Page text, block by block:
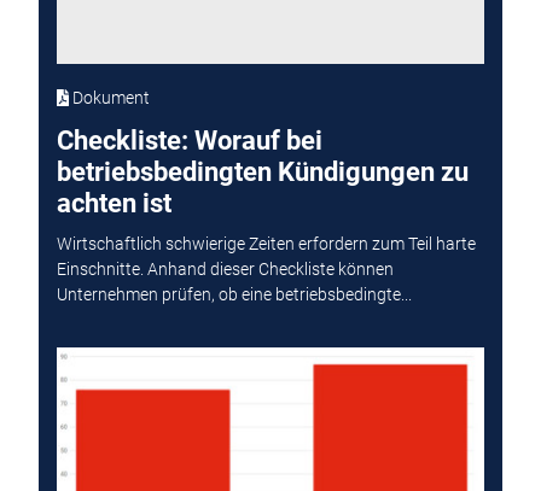
Dokument
Checkliste: Worauf bei
betriebsbedingten Kündigungen zu
achten ist
Wirtschaftlich schwierige Zeiten erfordern zum Teil harte
Einschnitte. Anhand dieser Checkliste können
Unternehmen prüfen, ob eine betriebsbedingte...